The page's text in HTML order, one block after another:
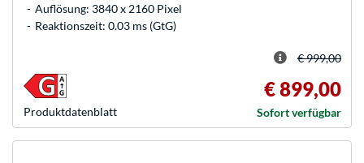
Auflösung: 3840 x 2160 Pixel
Reaktionszeit: 0.03 ms (GtG)
Produkt­datenblatt
€ 999,00
€ 899,00
Sofort verfügbar